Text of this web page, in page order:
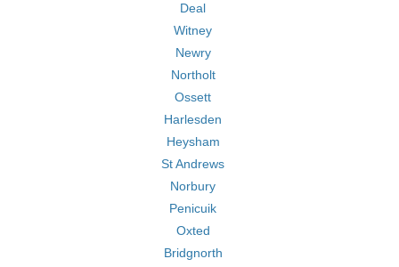
Deal
Witney
Newry
Northolt
Ossett
Harlesden
Heysham
St Andrews
Norbury
Penicuik
Oxted
Bridgnorth